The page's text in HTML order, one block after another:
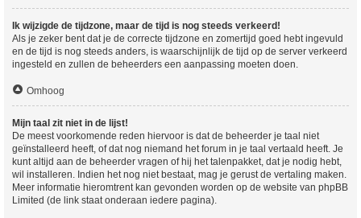
Ik wijzigde de tijdzone, maar de tijd is nog steeds verkeerd!
Als je zeker bent dat je de correcte tijdzone en zomertijd goed hebt ingevuld
en de tijd is nog steeds anders, is waarschijnlijk de tijd op de server verkeerd
ingesteld en zullen de beheerders een aanpassing moeten doen.
Omhoog
Mijn taal zit niet in de lijst!
De meest voorkomende reden hiervoor is dat de beheerder je taal niet
geïnstalleerd heeft, of dat nog niemand het forum in je taal vertaald heeft. Je
kunt altijd aan de beheerder vragen of hij het talenpakket, dat je nodig hebt,
wil installeren. Indien het nog niet bestaat, mag je gerust de vertaling maken.
Meer informatie hieromtrent kan gevonden worden op de website van phpBB
Limited (de link staat onderaan iedere pagina).